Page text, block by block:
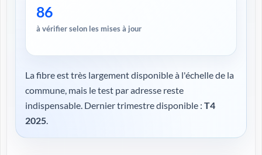
86
à vérifier selon les mises à jour
La fibre est très largement disponible à l'échelle de la
commune, mais le test par adresse reste
indispensable. Dernier trimestre disponible : T4
2025.